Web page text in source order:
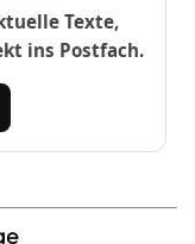
Texte,
ins Postfach.